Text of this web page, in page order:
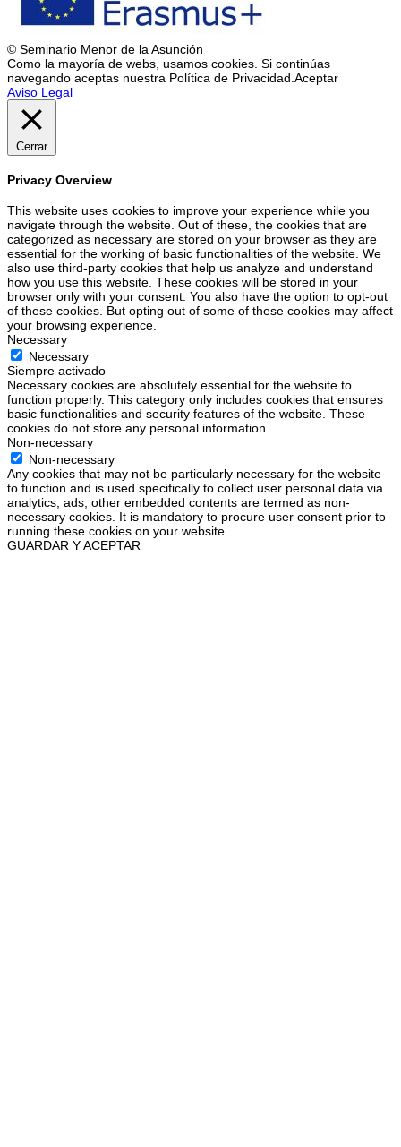
© Seminario Menor de la Asunción
Como la mayoría de webs, usamos cookies. Si continúas
navegando aceptas nuestra Política de Privacidad. Aceptar
Aviso Legal
Cerrar
Privacy Overview
This website uses cookies to improve your experience while you
navigate through the website. Out of these, the cookies that are
categorized as necessary are stored on your browser as they are
essential for the working of basic functionalities of the website. We
also use third-party cookies that help us analyze and understand
how you use this website. These cookies will be stored in your
browser only with your consent. You also have the option to opt-out
of these cookies. But opting out of some of these cookies may affect
your browsing experience.
Necessary
Necessary
Siempre activado
Necessary cookies are absolutely essential for the website to
function properly. This category only includes cookies that ensures
basic functionalities and security features of the website. These
cookies do not store any personal information.
Non-necessary
Non-necessary
Any cookies that may not be particularly necessary for the website
to function and is used specifically to collect user personal data via
analytics, ads, other embedded contents are termed as non-
necessary cookies. It is mandatory to procure user consent prior to
running these cookies on your website.
GUARDAR Y ACEPTAR